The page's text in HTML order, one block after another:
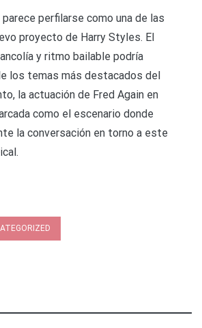
parece perfilarse como una de las
proyecto de Harry Styles. El
y ritmo bailable podría
los temas más destacados del
la actuación de Fred Again en
como el escenario donde
la conversación en torno a este